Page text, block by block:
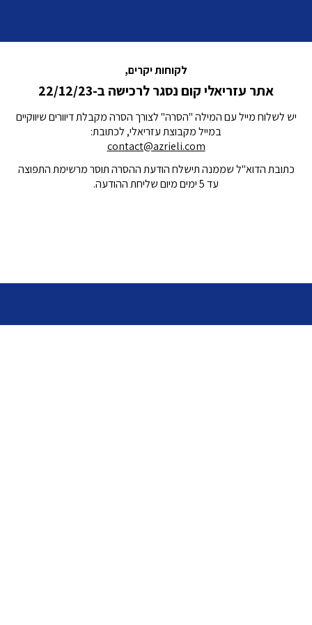
לקוחות יקרים,
אתר עזריאלי קום נסגר לרכישה ב-22/12/23
יש לשלוח מייל עם המילה "הסרה" לצורך הסרה מקבלת דיוורים שיווקיים
במייל מקבוצת עזריאלי, לכתובת:
contact@azrieli.com
כתובת הדוא"ל שממנה תישלח הודעת ההסרה תוסר מרשימת התפוצה
עד 5 ימים מיום שליחת ההודעה.